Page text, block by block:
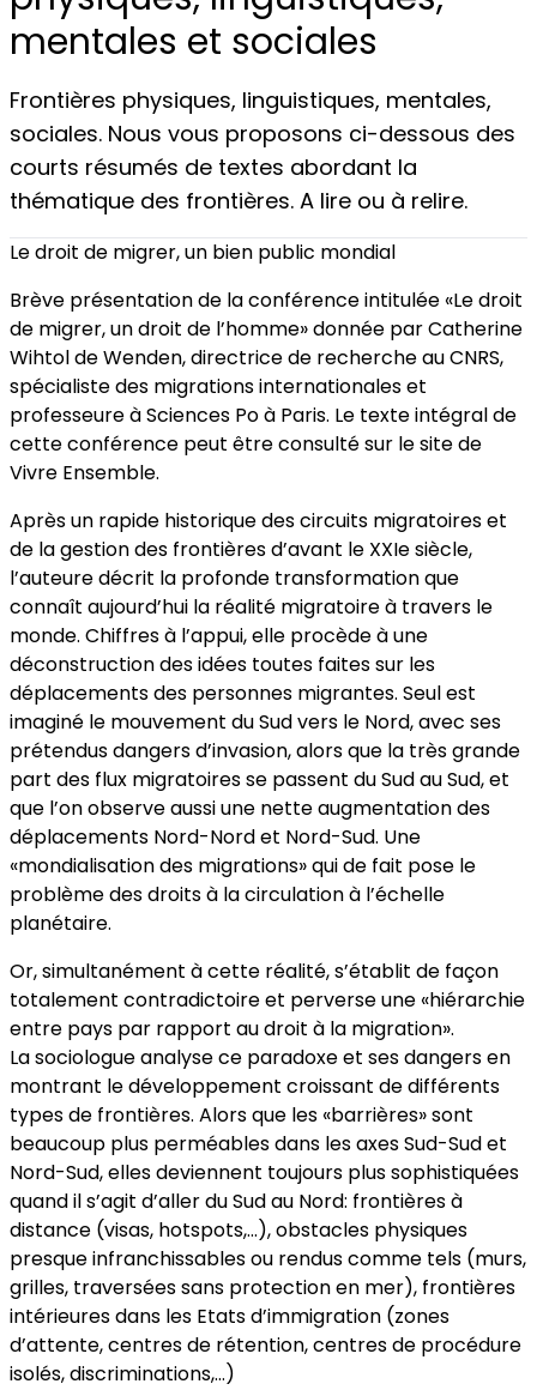
mentales et sociales
Frontières physiques, linguistiques, mentales,
sociales. Nous vous proposons ci-dessous des
courts résumés de textes abordant la
thématique des frontières. A lire ou à relire.
Le droit de migrer, un bien public mondial
Brève présentation de la conférence intitulée «Le droit
de migrer, un droit de l’homme» donnée par Catherine
Wihtol de Wenden, directrice de recherche au CNRS,
spécialiste des migrations internationales et
professeure à Sciences Po à Paris. Le texte intégral de
cette conférence peut être consulté sur le site de
Vivre Ensemble.
Après un rapide historique des circuits migratoires et
de la gestion des frontières d’avant le XXIe siècle,
l’auteure décrit la profonde transformation que
connaît aujourd’hui la réalité migratoire à travers le
monde. Chiffres à l’appui, elle procède à une
déconstruction des idées toutes faites sur les
déplacements des personnes migrantes. Seul est
imaginé le mouvement du Sud vers le Nord, avec ses
prétendus dangers d’invasion, alors que la très grande
part des flux migratoires se passent du Sud au Sud, et
que l’on observe aussi une nette augmentation des
déplacements Nord-Nord et Nord-Sud. Une
«mondialisation des migrations» qui de fait pose le
problème des droits à la circulation à l’échelle
planétaire.
Or, simultanément à cette réalité, s’établit de façon
totalement contradictoire et perverse une «hiérarchie
entre pays par rapport au droit à la migration».
La sociologue analyse ce paradoxe et ses dangers en
montrant le développement croissant de différents
types de frontières. Alors que les «barrières» sont
beaucoup plus perméables dans les axes Sud-Sud et
Nord-Sud, elles deviennent toujours plus sophistiquées
quand il s’agit d’aller du Sud au Nord: frontières à
distance (visas, hotspots,…), obstacles physiques
presque infranchissables ou rendus comme tels (murs,
grilles, traversées sans protection en mer), frontières
intérieures dans les Etats d’immigration (zones
d’attente, centres de rétention, centres de procédure
isolés, discriminations,…)